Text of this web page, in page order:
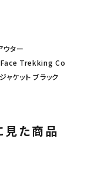
ウター
Face Trekking Co
ケット ブラック
見た商品